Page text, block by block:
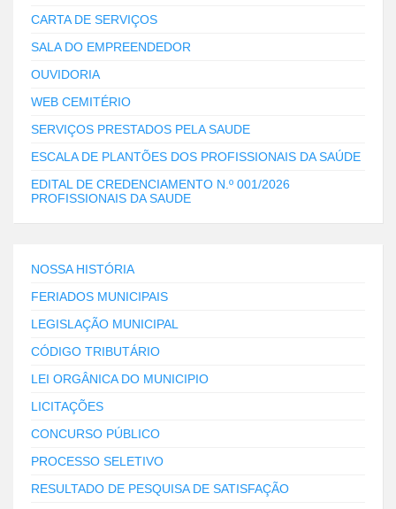
CARTA DE SERVIÇOS
SALA DO EMPREENDEDOR
OUVIDORIA
WEB CEMITÉRIO
SERVIÇOS PRESTADOS PELA SAUDE
ESCALA DE PLANTÕES DOS PROFISSIONAIS DA SAÚDE
EDITAL DE CREDENCIAMENTO N.º 001/2026
PROFISSIONAIS DA SAUDE
NOSSA HISTÓRIA
FERIADOS MUNICIPAIS
LEGISLAÇÃO MUNICIPAL
CÓDIGO TRIBUTÁRIO
LEI ORGÂNICA DO MUNICIPIO
LICITAÇÕES
CONCURSO PÚBLICO
PROCESSO SELETIVO
RESULTADO DE PESQUISA DE SATISFAÇÃO